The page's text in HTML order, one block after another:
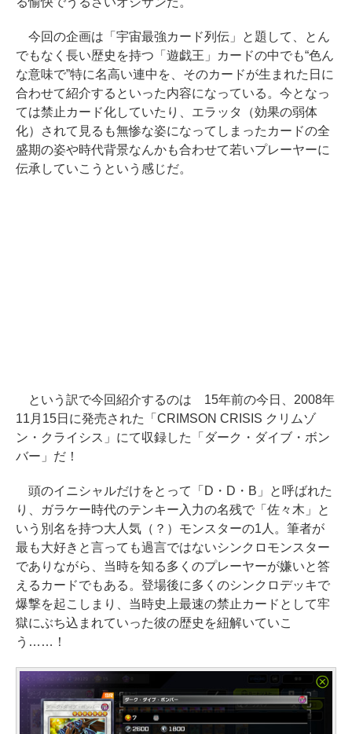
今回の企画は「宇宙最強カード列伝」と題して、とん
でもなく長い歴史を持つ「遊戯王」カードの中でも“色ん
な意味で”特に名高い連中を、そのカードが生まれた日に
合わせて紹介するといった内容になっている。今となっ
ては禁止カード化していたり、エラッタ（効果の弱体
化）されて見るも無惨な姿になってしまったカードの全
盛期の姿や時代背景なんかも合わせて若いプレーヤーに
伝承していこうという感じだ。
という訳で今回紹介するのは 15年前の今日、2008年
11月15日に発売された「CRIMSON CRISIS クリムゾ
ン・クライシス」にて収録した「ダーク・ダイブ・ボン
バー」だ！
頭のイニシャルだけをとって「D・D・B」と呼ばれた
り、ガラケー時代のテンキー入力の名残で「佐々木」と
いう別名を持つ大人気（？）モンスターの1人。筆者が
最も大好きと言っても過言ではないシンクロモンスター
でありながら、当時を知る多くのプレーヤーが嫌いと答
えるカードでもある。登場後に多くのシンクロデッキで
爆撃を起こしまり、当時史上最速の禁止カードとして牢
獄にぶち込まれていった彼の歴史を紐解いていこ
う……！